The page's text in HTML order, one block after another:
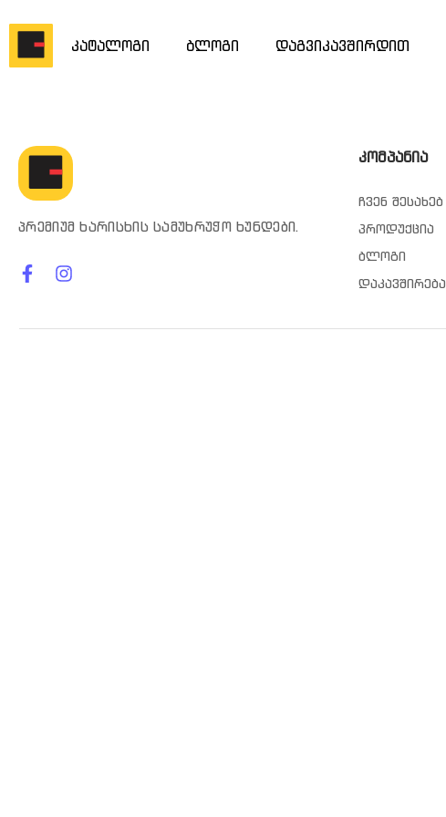
კატალოგი ბლოგი დაგვიკავშირდით
პრემიუმ ხარისხის სამუხრუჭო ხუნდები.
კომპანია
ჩვენ შესახებ
პროდუქცია
ბლოგი
დაკავშირება